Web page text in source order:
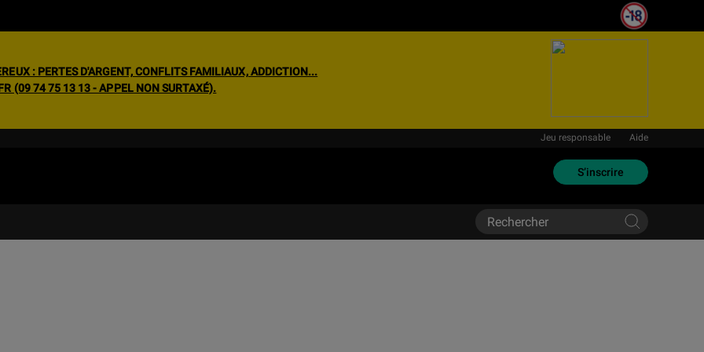
: PERTES D'ARGENT, CONFLITS FAMILIAUX, ADDICTION...
(09 74 75 13 13 - APPEL NON SURTAXÉ).
Jeu responsable Aide
S’inscrire